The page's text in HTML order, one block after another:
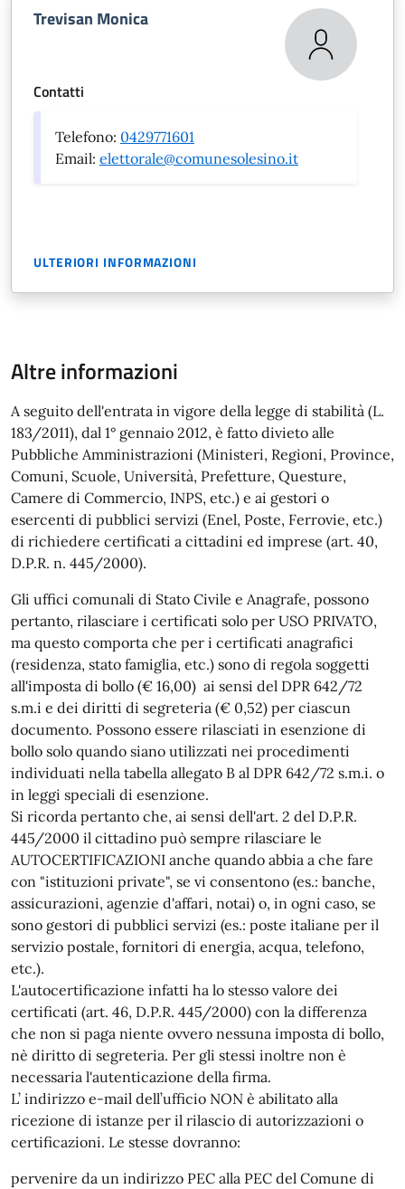
Trevisan Monica
Contatti
Telefono: 0429771601
Email: elettorale@comunesolesino.it
ULTERIORI INFORMAZIONI
Altre informazioni
A seguito dell'entrata in vigore della legge di stabilità (L.
183/2011), dal 1° gennaio 2012, è fatto divieto alle
Pubbliche Amministrazioni (Ministeri, Regioni, Province,
Comuni, Scuole, Università, Prefetture, Questure,
Camere di Commercio, INPS, etc.) e ai gestori o
esercenti di pubblici servizi (Enel, Poste, Ferrovie, etc.)
di richiedere certificati a cittadini ed imprese (art. 40,
D.P.R. n. 445/2000).
Gli uffici comunali di Stato Civile e Anagrafe, possono
pertanto, rilasciare i certificati solo per USO PRIVATO,
ma questo comporta che per i certificati anagrafici
(residenza, stato famiglia, etc.) sono di regola soggetti
all'imposta di bollo (€ 16,00) ai sensi del DPR 642/72
s.m.i e dei diritti di segreteria (€ 0,52) per ciascun
documento. Possono essere rilasciati in esenzione di
bollo solo quando siano utilizzati nei procedimenti
individuati nella tabella allegato B al DPR 642/72 s.m.i. o
in leggi speciali di esenzione.
Si ricorda pertanto che, ai sensi dell'art. 2 del D.P.R.
445/2000 il cittadino può sempre rilasciare le
AUTOCERTIFICAZIONI anche quando abbia a che fare
con "istituzioni private", se vi consentono (es.: banche,
assicurazioni, agenzie d'affari, notai) o, in ogni caso, se
sono gestori di pubblici servizi (es.: poste italiane per il
servizio postale, fornitori di energia, acqua, telefono,
etc.).
L'autocertificazione infatti ha lo stesso valore dei
certificati (art. 46, D.P.R. 445/2000) con la differenza
che non si paga niente ovvero nessuna imposta di bollo,
nè diritto di segreteria. Per gli stessi inoltre non è
necessaria l'autenticazione della firma.
L’ indirizzo e-mail dell’ufficio NON è abilitato alla
ricezione di istanze per il rilascio di autorizzazioni o
certificazioni. Le stesse dovranno:
pervenire da un indirizzo PEC alla PEC del Comune di